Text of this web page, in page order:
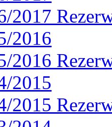
2017
2016
2016
2015
2015